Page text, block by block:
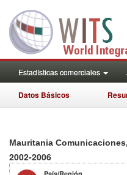
Estadísticas comerciales
Datos Básicos
Mauritania
2002-2006